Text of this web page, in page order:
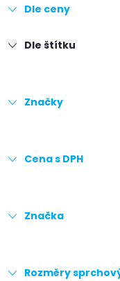
Dle ceny
Dle štítku
Značky
Cena s DPH
Značka
Rozměry